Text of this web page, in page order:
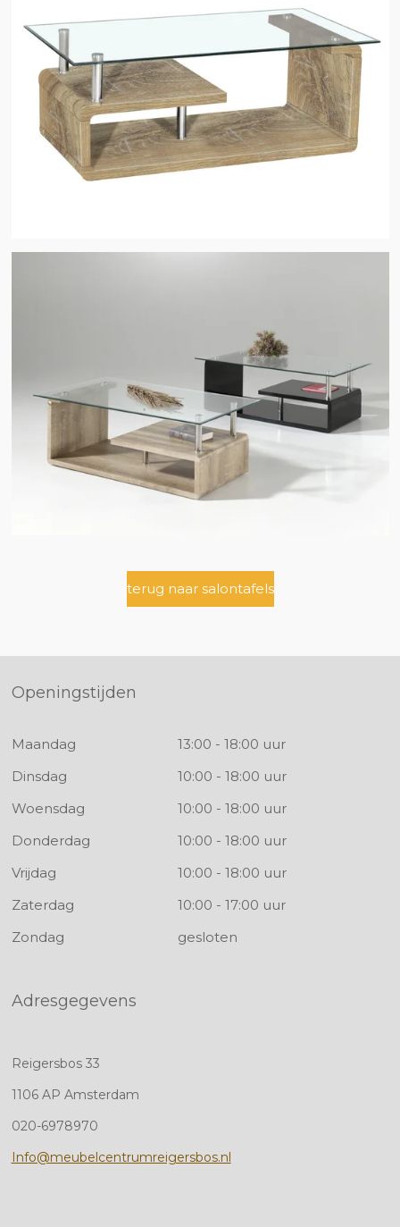
terug naar salontafels
Openingstijden
Maandag
13:00 - 18:00 uur
Dinsdag
10:00 - 18:00 uur
Woensdag
10:00 - 18:00 uur
Donderdag
10:00 - 18:00 uur
Vrijdag
10:00 - 18:00 uur
Zaterdag
10:00 - 17:00 uur
Zondag
gesloten
Adresgegevens
Reigersbos 33
1106 AP Amsterdam
020-6978970
Info@meubelcentrumreigersbos.nl